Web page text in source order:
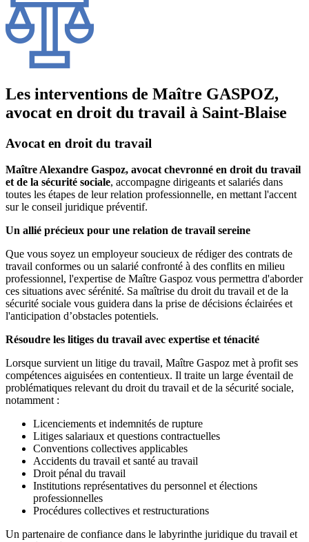
Les interventions de Maître GASPOZ,
avocat en droit du travail à Saint-Blaise
Avocat en droit du travail
Maître Alexandre Gaspoz, avocat chevronné en droit du travail
et de la sécurité sociale, accompagne dirigeants et salariés dans
toutes les étapes de leur relation professionnelle, en mettant l'accent
sur le conseil juridique préventif.
Un allié précieux pour une relation de travail sereine
Que vous soyez un employeur soucieux de rédiger des contrats de
travail conformes ou un salarié confronté à des conflits en milieu
professionnel, l'expertise de Maître Gaspoz vous permettra d'aborder
ces situations avec sérénité. Sa maîtrise du droit du travail et de la
sécurité sociale vous guidera dans la prise de décisions éclairées et
l'anticipation d’obstacles potentiels.
Résoudre les litiges du travail avec expertise et ténacité
Lorsque survient un litige du travail, Maître Gaspoz met à profit ses
compétences aiguisées en contentieux. Il traite un large éventail de
problématiques relevant du droit du travail et de la sécurité sociale,
notamment :
Licenciements et indemnités de rupture
Litiges salariaux et questions contractuelles
Conventions collectives applicables
Accidents du travail et santé au travail
Droit pénal du travail
Institutions représentatives du personnel et élections
professionnelles
Procédures collectives et restructurations
Un partenaire de confiance dans le labyrinthe juridique du travail et